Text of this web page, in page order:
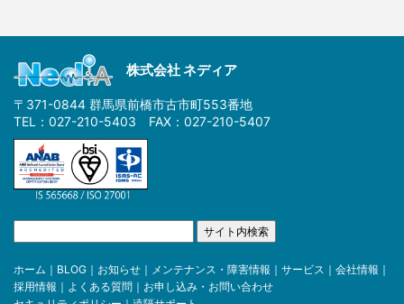
株式会社 ネディア
〒371-0844 群馬県前橋市古市町553番地
TEL：027-210-5403 FAX：027-210-5407
ホーム ｜ BLOG ｜ お知らせ ｜ メンテナンス・障害情報 ｜ サービス ｜ 会社情報 ｜
採用情報 ｜ よくある質問 ｜ お申し込み・お問い合わせ